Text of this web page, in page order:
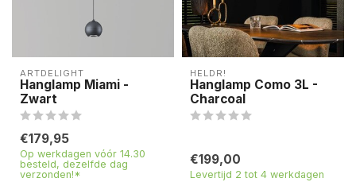
ARTDELIGHT
Hanglamp Miami -
Zwart
€179,95
Op werkdagen vóór 14.30
besteld, dezelfde dag
verzonden!*
HELDR!
Hanglamp Como 3L -
Charcoal
€199,00
Levertijd 2 tot 4 werkdagen